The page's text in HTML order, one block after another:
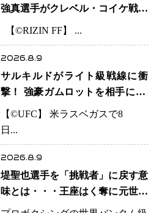
強真選手がクレベル・コイケ戦に
自信 青木真也と2カ月の寝技対
【©️RIZIN FF】 ...
2026.8.9
サルキルドがライト級戦線に衝
撃！ 強豪ガムロットを相手に1R
一本 26歳の豪州の新星が「トッ
プ戦線」へ名乗り
【©️UFC】 米ラスベガスで8
日...
2026.8.9
堤聖也選手を「挑戦者」に戻す意
味とは・・・王座はく奪に元世界
王者も疑問符 見たいのは井上拓